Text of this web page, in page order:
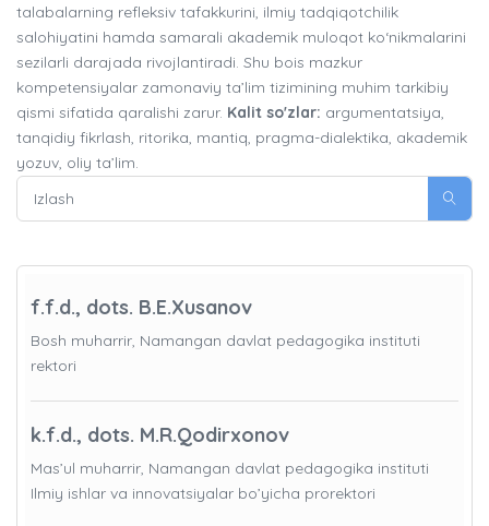
talabalarning refleksiv tafakkurini, ilmiy tadqiqotchilik
salohiyatini hamda samarali akademik muloqot ko‘nikmalarini
sezilarli darajada rivojlantiradi. Shu bois mazkur
kompetensiyalar zamonaviy ta’lim tizimining muhim tarkibiy
qismi sifatida qaralishi zarur. Kalit so'zlar: argumentatsiya,
tanqidiy fikrlash, ritorika, mantiq, pragma-dialektika, akademik
yozuv, oliy ta’lim.
f.f.d., dots. B.E.Xusanov
Bosh muharrir, Namangan davlat pedagogika instituti
rektori
k.f.d., dots. M.R.Qodirxonov
Mas’ul muharrir, Namangan davlat pedagogika instituti
Ilmiy ishlar va innovatsiyalar bo’yicha prorektori